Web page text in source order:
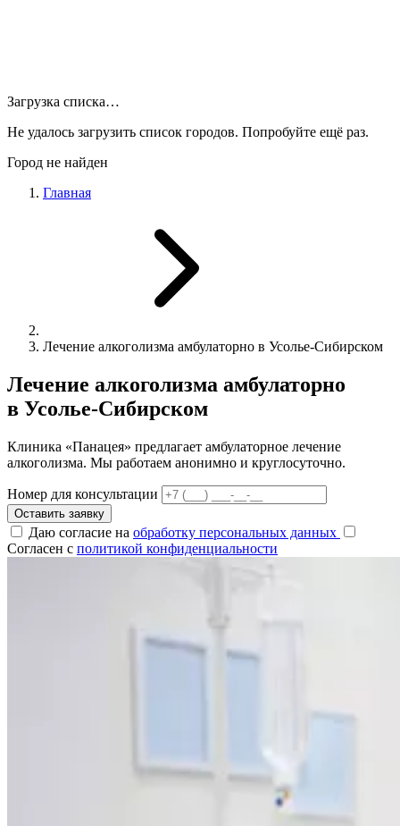
Загрузка списка…
Не удалось загрузить список городов. Попробуйте ещё раз.
Город не найден
Главная
Лечение алкоголизма амбулаторно в Усолье-Сибирском
Лечение алкоголизма амбулаторно
в Усолье-Сибирском
Клиника «Панацея» предлагает амбулаторное лечение
алкоголизма. Мы работаем анонимно и круглосуточно.
Номер для консультации
Оставить заявку
Даю согласие на обработку персональных данных
Согласен с политикой конфиденциальности